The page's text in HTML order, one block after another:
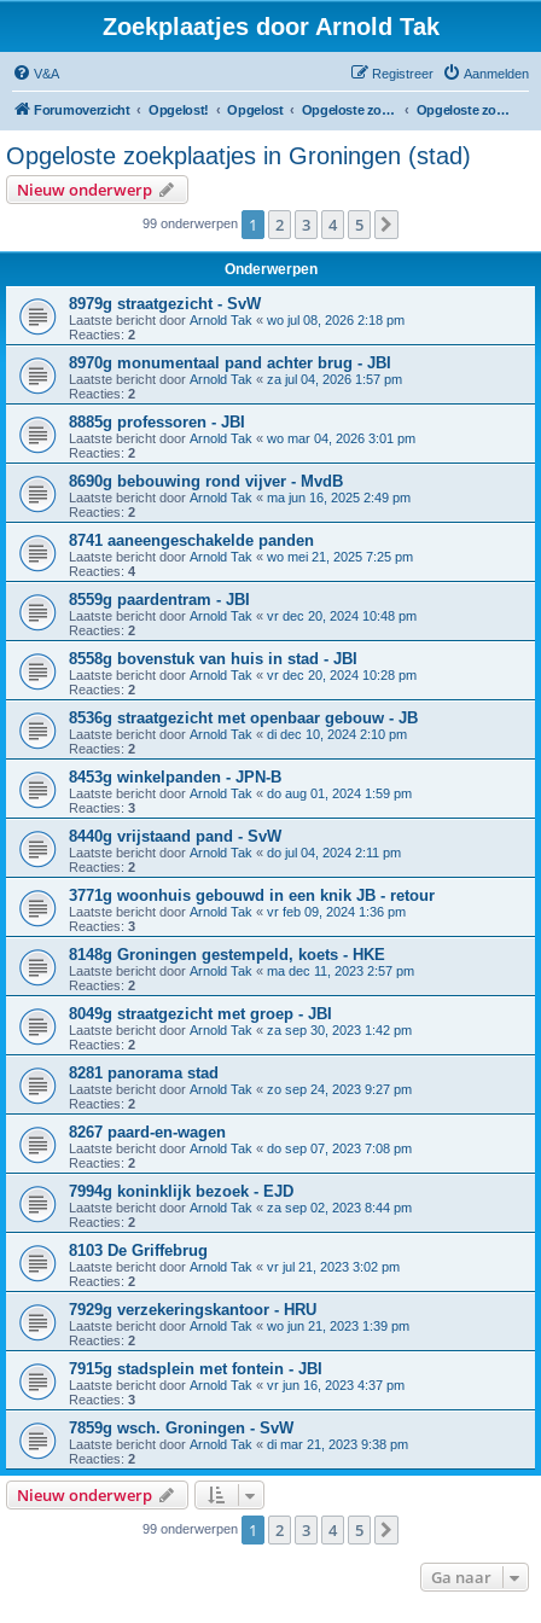
Zoekplaatjes door Arnold Tak
V&A Aanmelden
Registreer
Forumoverzicht Opgelost! Opgelost Opgeloste zoekplaatjes in Groningen Opgeloste zoekplaatjes in Groningen (stad)
Opgeloste zoekplaatjes in Groningen (stad)
Nieuw onderwerp
99 onderwerpen 1 2 3 4 5
Onderwerpen
8979g straatgezicht - SvW
Laatste bericht door Arnold Tak « wo jul 08, 2026 2:18 pm
Reacties: 2
8970g monumentaal pand achter brug - JBI
Laatste bericht door Arnold Tak « za jul 04, 2026 1:57 pm
Reacties: 2
8885g professoren - JBI
Laatste bericht door Arnold Tak « wo mar 04, 2026 3:01 pm
Reacties: 2
8690g bebouwing rond vijver - MvdB
Laatste bericht door Arnold Tak « ma jun 16, 2025 2:49 pm
Reacties: 2
8741 aaneengeschakelde panden
Laatste bericht door Arnold Tak « wo mei 21, 2025 7:25 pm
Reacties: 4
8559g paardentram - JBI
Laatste bericht door Arnold Tak « vr dec 20, 2024 10:48 pm
Reacties: 2
8558g bovenstuk van huis in stad - JBI
Laatste bericht door Arnold Tak « vr dec 20, 2024 10:28 pm
Reacties: 2
8536g straatgezicht met openbaar gebouw - JB
Laatste bericht door Arnold Tak « di dec 10, 2024 2:10 pm
Reacties: 2
8453g winkelpanden - JPN-B
Laatste bericht door Arnold Tak « do aug 01, 2024 1:59 pm
Reacties: 3
8440g vrijstaand pand - SvW
Laatste bericht door Arnold Tak « do jul 04, 2024 2:11 pm
Reacties: 2
3771g woonhuis gebouwd in een knik JB - retour
Laatste bericht door Arnold Tak « vr feb 09, 2024 1:36 pm
Reacties: 3
8148g Groningen gestempeld, koets - HKE
Laatste bericht door Arnold Tak « ma dec 11, 2023 2:57 pm
Reacties: 2
8049g straatgezicht met groep - JBI
Laatste bericht door Arnold Tak « za sep 30, 2023 1:42 pm
Reacties: 2
8281 panorama stad
Laatste bericht door Arnold Tak « zo sep 24, 2023 9:27 pm
Reacties: 2
8267 paard-en-wagen
Laatste bericht door Arnold Tak « do sep 07, 2023 7:08 pm
Reacties: 2
7994g koninklijk bezoek - EJD
Laatste bericht door Arnold Tak « za sep 02, 2023 8:44 pm
Reacties: 2
8103 De Griffebrug
Laatste bericht door Arnold Tak « vr jul 21, 2023 3:02 pm
Reacties: 2
7929g verzekeringskantoor - HRU
Laatste bericht door Arnold Tak « wo jun 21, 2023 1:39 pm
Reacties: 2
7915g stadsplein met fontein - JBI
Laatste bericht door Arnold Tak « vr jun 16, 2023 4:37 pm
Reacties: 3
7859g wsch. Groningen - SvW
Laatste bericht door Arnold Tak « di mar 21, 2023 9:38 pm
Reacties: 2
Nieuw onderwerp
99 onderwerpen 1 2 3 4 5
Ga naar